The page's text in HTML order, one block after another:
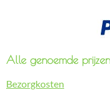
Alle genoemde
Bezorgkosten